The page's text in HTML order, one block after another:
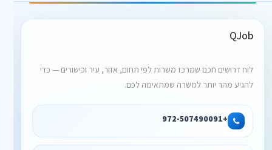
QJob
לוח דרושים חכם שמרכז משרות לפי תחום, אזור, עיר וכישורים — כדי
להגיע מהר יותר למשרה שמתאימה לכם.
+972-507490091